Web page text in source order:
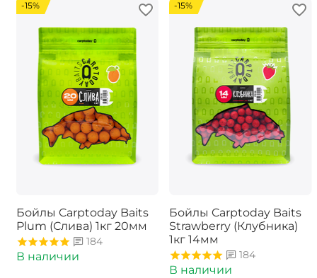
-15%
Бойлы Carptoday Baits
Plum (Слива) 1кг 20мм
184
В наличии
-15%
Бойлы Carptoday Baits
Strawberry (Клубника)
1кг 14мм
184
В наличии